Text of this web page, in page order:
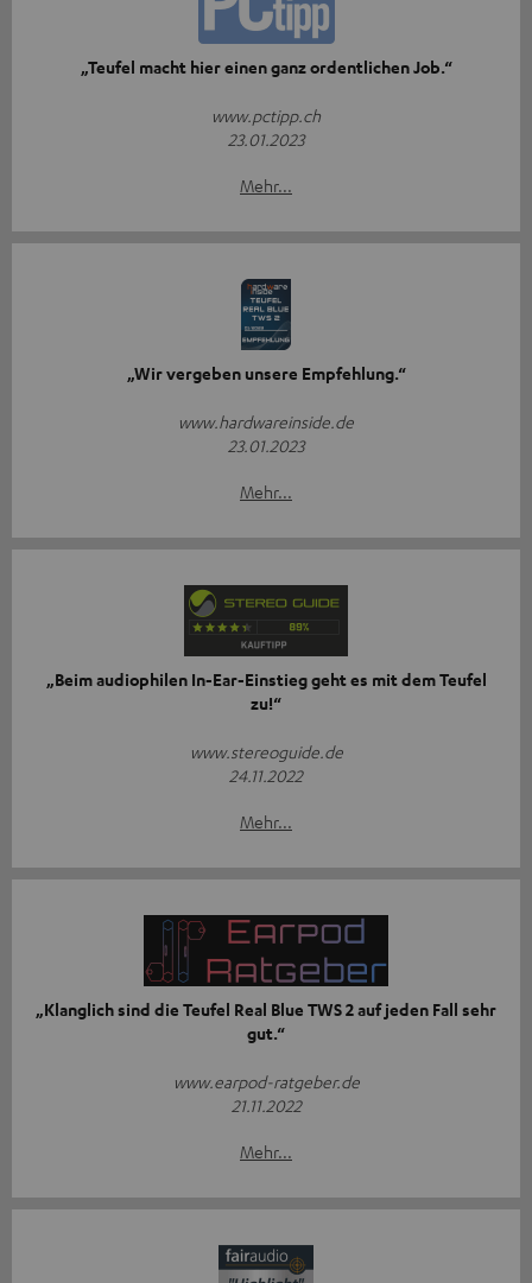
„Teufel macht hier einen ganz ordentlichen Job.“
www.pctipp.ch
23.01.2023
Mehr...
„Wir vergeben unsere Empfehlung.“
www.hardwareinside.de
23.01.2023
Mehr...
„Beim audiophilen In-Ear-Einstieg geht es mit dem Teufel
zu!“
www.stereoguide.de
24.11.2022
Mehr...
„Klanglich sind die Teufel Real Blue TWS 2 auf jeden Fall sehr
gut.“
www.earpod-ratgeber.de
21.11.2022
Mehr...